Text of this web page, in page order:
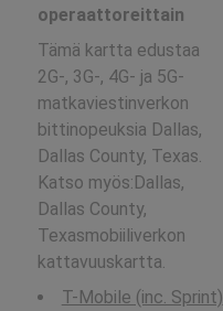
operaattoreittain
Tämä kartta edustaa
2G-, 3G-, 4G- ja 5G-
matkaviestinverkon
bittinopeuksia Dallas,
Dallas County, Texas.
Katso myös:Dallas,
Dallas County,
Texasmobiiliverkon
kattavuuskartta.
T-Mobile (inc. Sprint)